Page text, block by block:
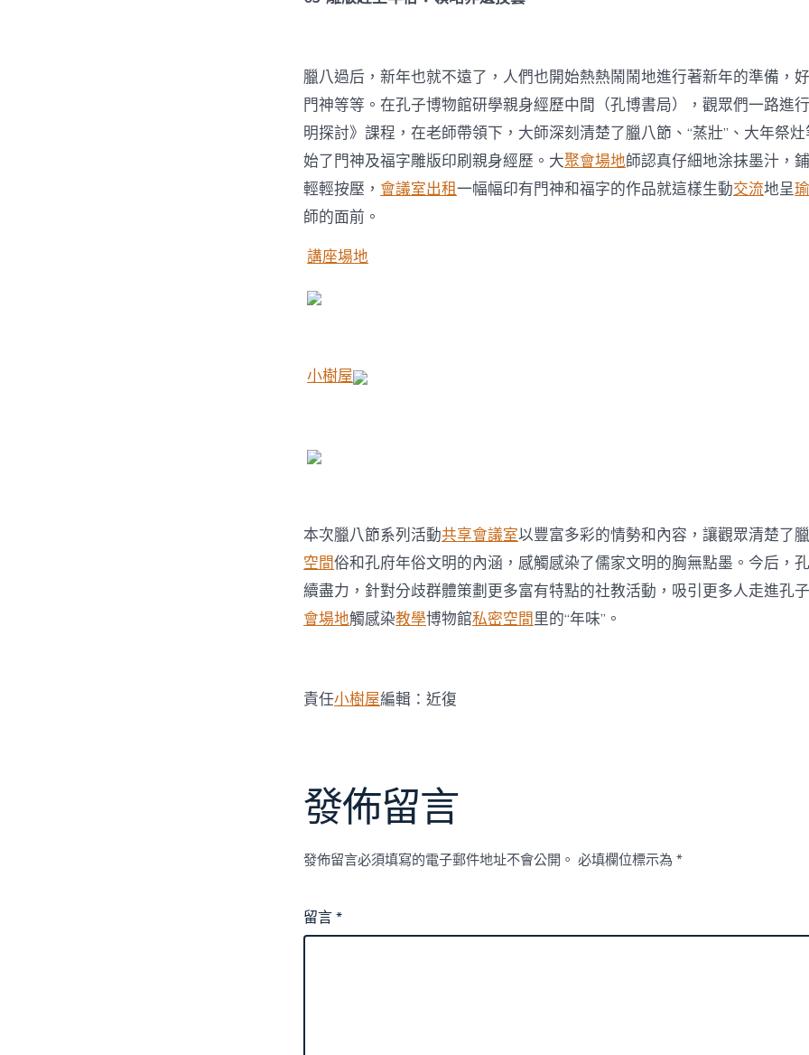
臘八過后，新年也就不遠了，人們也開始熱熱鬧鬧地進行著新年的準備，
門神等等。在孔子博物館研學親身經歷中間（孔博書局），觀眾們一路進
明探討》課程，在老師帶領下，大師深刻清楚了臘八節、“蒸壯”、大年祭
始了門神及福字雕版印刷親身經歷。大聚會場地師認真仔細地涂抹墨汁，
輕輕按壓， 會議室出租一幅幅印有門神和福字的作品就這樣生動交流地呈
師的面前。
講座場地
小樹屋
本次臘八節系列活動共享會議室以豐富多彩的情勢和內容，讓觀眾清楚了
空間俗和孔府年俗文明的內涵，感觸感染了儒家文明的胸無點墨。今后，
續盡力，針對分歧群體策劃更多富有特點的社教活動，吸引更多人走進孔
會場地觸感染教學博物館私密空間里的“年味”。
責任小樹屋編輯：近復
發佈留言
發佈留言必須填寫的電子郵件地址不會公開。 必填欄位標示為 *
留言*